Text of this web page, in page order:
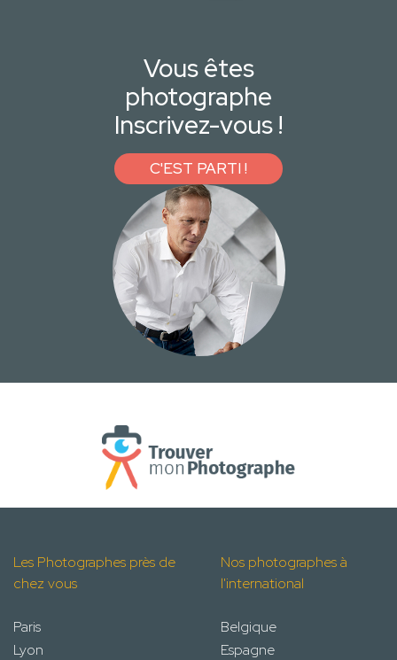
Vous êtes
photographe
Inscrivez-vous !
C'EST PARTI !
Les Photographes près de
chez vous
Paris
Lyon
Nos photographes à
l'international
Belgique
Espagne